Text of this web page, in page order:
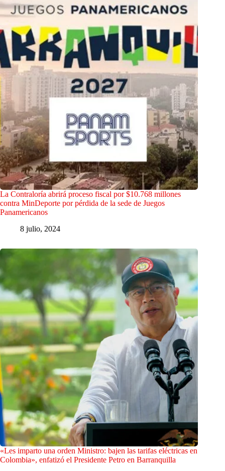
La Contraloría abrirá proceso fiscal por $10.768 millones
contra MinDeporte por pérdida de la sede de Juegos
Panamericanos
8 julio, 2024
«Les imparto una orden Ministro: bajen las tarifas eléctricas en
Colombia», enfatizó el Presidente Petro en Barranquilla